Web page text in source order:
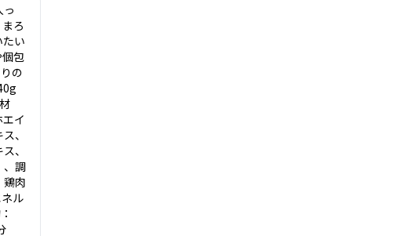
ろ
い
包
の
イ
、
、
、調
鶏肉
ル